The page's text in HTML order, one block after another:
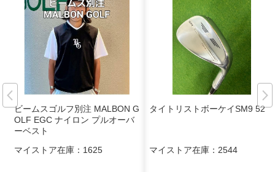
ビームスゴルフ別注 MALBON G
OLF EGC ナイロン プルオーバ
ーベスト
マイストア在庫： 1625
タイトリストボーケイSM9 52°
マイストア在庫： 2544